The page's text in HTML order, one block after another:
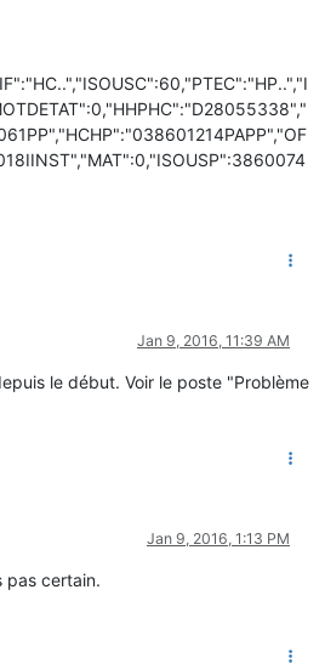
Jan 9, 2016, 11:39 AM
le début. Voir le poste "Problème
Jan 9, 2016, 1:13 PM
pas certain.